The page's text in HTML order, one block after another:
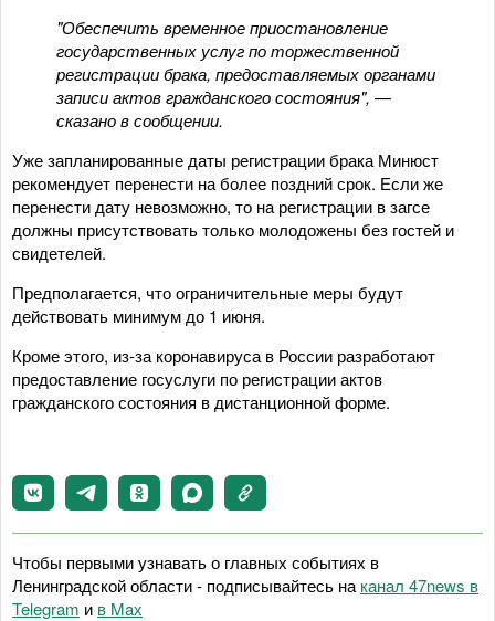
"Обеспечить временное приостановление
государственных услуг по торжественной
регистрации брака, предоставляемых органами
записи актов гражданского состояния", —
сказано в сообщении.
Уже запланированные даты регистрации брака Минюст
рекомендует перенести на более поздний срок. Если же
перенести дату невозможно, то на регистрации в загсе
должны присутствовать только молодожены без гостей и
свидетелей.
Предполагается, что ограничительные меры будут
действовать минимум до 1 июня.
Кроме этого, из-за коронавируса в России разработают
предоставление госуслуги по регистрации актов
гражданского состояния в дистанционной форме.
Чтобы первыми узнавать о главных событиях в
Ленинградской области - подписывайтесь на канал 47news в
Telegram и в Maх